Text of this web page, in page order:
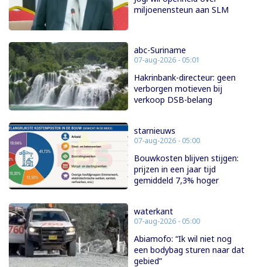
miljoenensteun aan SLM
abc-Suriname
07-aug-2026 - 05:01
Hakrinbank-directeur: geen
verborgen motieven bij
verkoop DSB-belang
starnieuws
07-aug-2026 - 05:00
Bouwkosten blijven stijgen:
prijzen in een jaar tijd
gemiddeld 7,3% hoger
waterkant
07-aug-2026 - 05:00
Abiamofo: “Ik wil niet nog
een bodybag sturen naar dat
gebied”